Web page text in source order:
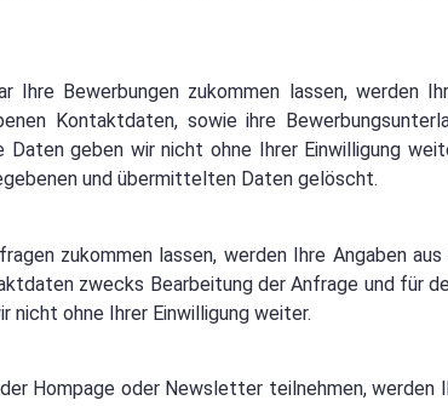
Ihre Bewerbungen zukommen lassen, werden
Kontaktdaten, sowie ihre
Daten geben wir nicht ohne Ihrer Einwilligung
und übermittelten Daten gelöscht.
zukommen lassen, werden Ihre Angaben
zwecks Bearbeitung der Anfrage und für
nicht ohne Ihrer Einwilligung weiter.
Hompage oder Newsletter teilnehmen, werden